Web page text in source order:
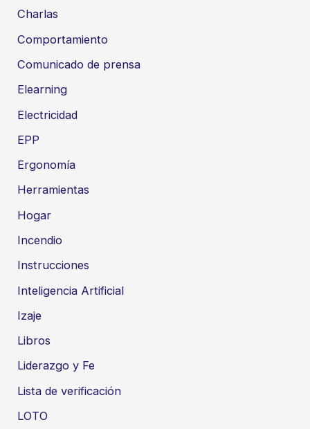
Charlas
Comportamiento
Comunicado de prensa
Elearning
Electricidad
EPP
Ergonomía
Herramientas
Hogar
Incendio
Instrucciones
Inteligencia Artificial
Izaje
Libros
Liderazgo y Fe
Lista de verificación
LOTO